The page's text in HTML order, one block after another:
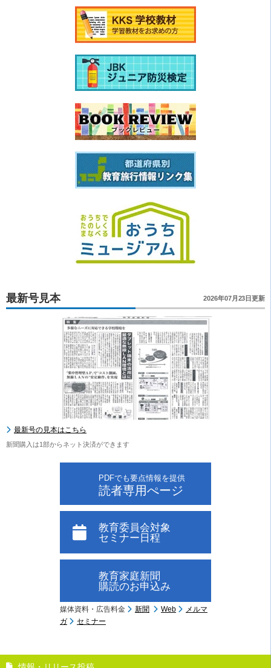
最新号見本 2026年07月23日更新
最新号の見本はこちら
新聞購入は1部からネット決済ができます
PDFでも要点情報を提供
読者専用ぺージ
教育委員会対象
セミナー日程
教育家庭新聞
購読のお申込み
媒体資料・広告料金 新聞 Web
メルマ
ガ
セミナー